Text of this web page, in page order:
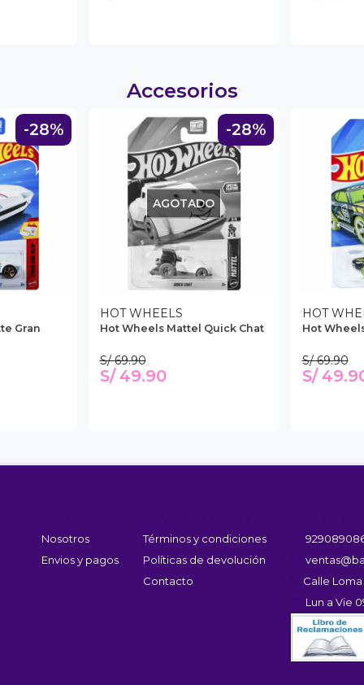
Accesorios
-28%
Gran
-28%
AGOTADO
HOT WHEELS
Hot Wheels Mattel Quick Chat
S/ 69.90
S/ 49.90
HOT
Hot
S/ 69.90
S/
Nosotros
Envios y pagos
Términos y condiciones
Políticas de devolución
Contacto
Calle
Lun a Vie